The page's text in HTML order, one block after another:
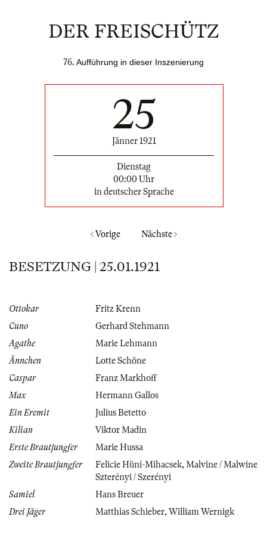
DER FREISCHÜTZ
76. Aufführung in dieser Inszenierung
25
Jänner 1921
Dienstag
00:00 Uhr
in deutscher Sprache
Vorige Nächste
BESETZUNG | 25.01.1921
Ottokar
Fritz Krenn
Cuno
Gerhard Stehmann
Agathe
Marie Lehmann
Ännchen
Lotte Schöne
Caspar
Franz Markhoff
Max
Hermann Gallos
Ein Eremit
Julius Betetto
Kilian
Viktor Madin
Erste Brautjungfer
Marie Hussa
Zweite Brautjungfer
Felicie Hüni-Mihacsek,Malvine / Malwine
Szterényi / Szerényi
Samiel
Hans Breuer
Drei Jäger
Matthias Schieber,William Wernigk